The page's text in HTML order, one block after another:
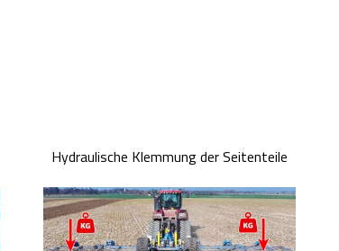
Hydraulische Klemmung der Seitenteile